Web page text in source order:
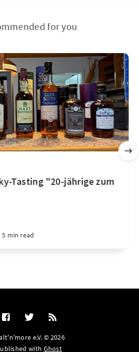
for you
Tasting "20-jährige zum
5 min read
e.V. © 2026
with Ghost